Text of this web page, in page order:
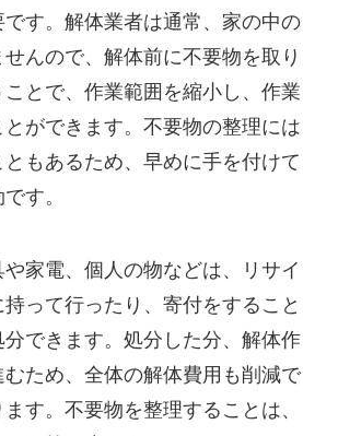
です。解体業者は通常、家の中の
んので、解体前に不要物を取り
とで、作業範囲を縮小し、作業
ができます。不要物の整理には
もあるため、早めに手を付けて
す。
家電、個人の物などは、リサイ
って行ったり、寄付をすること
できます。処分した分、解体作
ため、全体の解体費用も削減で
す。不要物を整理することは、